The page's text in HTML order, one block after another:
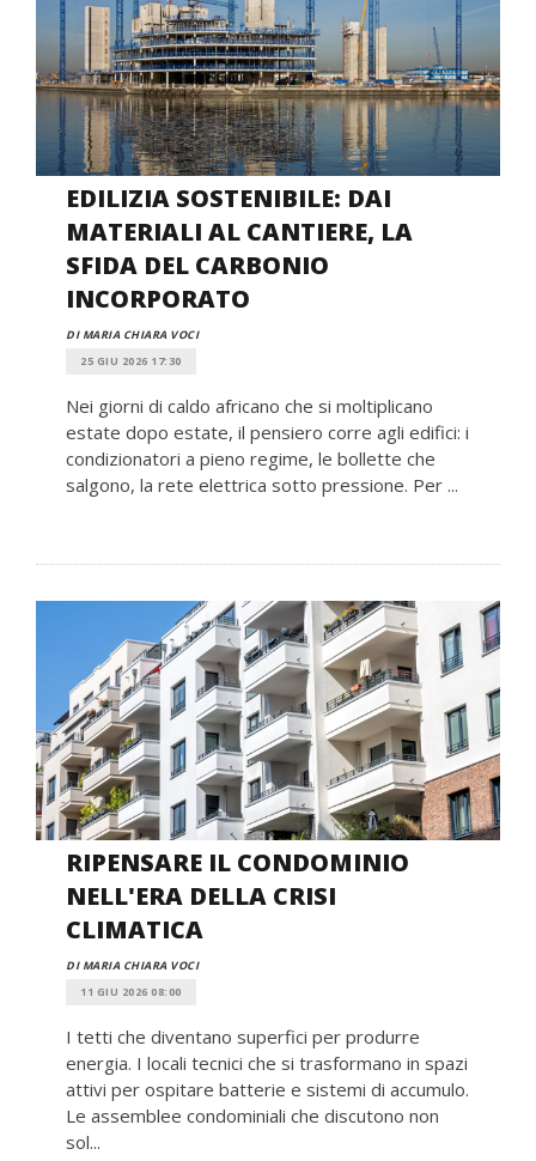
EDILIZIA SOSTENIBILE: DAI
MATERIALI AL CANTIERE, LA
SFIDA DEL CARBONIO
INCORPORATO
DI MARIA CHIARA VOCI
25 GIU 2026 17:30
Nei giorni di caldo africano che si moltiplicano
estate dopo estate, il pensiero corre agli edifici: i
condizionatori a pieno regime, le bollette che
salgono, la rete elettrica sotto pressione. Per ...
RIPENSARE IL CONDOMINIO
NELL'ERA DELLA CRISI
CLIMATICA
DI MARIA CHIARA VOCI
11 GIU 2026 08:00
I tetti che diventano superfici per produrre
energia. I locali tecnici che si trasformano in spazi
attivi per ospitare batterie e sistemi di accumulo.
Le assemblee condominiali che discutono non
sol...